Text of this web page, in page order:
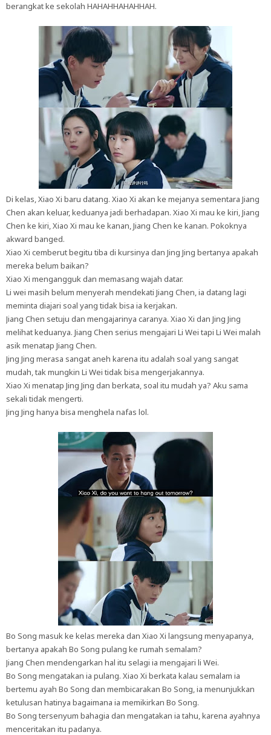
berangkat ke sekolah HAHAHHAHAHHAH.
Di kelas, Xiao Xi baru datang. Xiao Xi akan ke mejanya sementara Jiang
Chen akan keluar, keduanya jadi berhadapan. Xiao Xi mau ke kiri, Jiang
Chen ke kiri, Xiao Xi mau ke kanan, Jiang Chen ke kanan. Pokoknya
akward banged.
Xiao Xi cemberut begitu tiba di kursinya dan Jing Jing bertanya apakah
mereka belum baikan?
Xiao Xi mengangguk dan memasang wajah datar.
Li wei masih belum menyerah mendekati Jiang Chen, ia datang lagi
meminta diajari soal yang tidak bisa ia kerjakan.
Jiang Chen setuju dan mengajarinya caranya. Xiao Xi dan Jing Jing
melihat keduanya. Jiang Chen serius mengajari Li Wei tapi Li Wei malah
asik menatap Jiang Chen.
Jing Jing merasa sangat aneh karena itu adalah soal yang sangat
mudah, tak mungkin Li Wei tidak bisa mengerjakannya.
Xiao Xi menatap Jing Jing dan berkata, soal itu mudah ya? Aku sama
sekali tidak mengerti.
Jing Jing hanya bisa menghela nafas lol.
Bo Song masuk ke kelas mereka dan Xiao Xi langsung menyapanya,
bertanya apakah Bo Song pulang ke rumah semalam?
Jiang Chen mendengarkan hal itu selagi ia mengajari li Wei.
Bo Song mengatakan ia pulang. Xiao Xi berkata kalau semalam ia
bertemu ayah Bo Song dan membicarakan Bo Song, ia menunjukkan
ketulusan hatinya bagaimana ia memikirkan Bo Song.
Bo Song tersenyum bahagia dan mengatakan ia tahu, karena ayahnya
menceritakan itu padanya.